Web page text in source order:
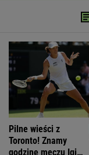
Pilne wieści z
Toronto! Znamy
godzinę meczu Igi